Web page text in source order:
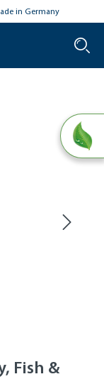
in Germany
Fish &